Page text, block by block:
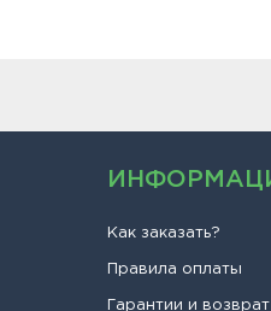
Как заказать?
Правила оплаты
Гарантии и возврат